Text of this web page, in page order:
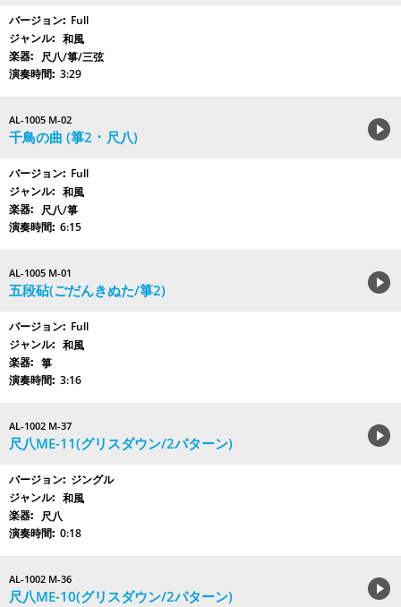
Full
和風
尺八/箏/三弦
3:29
AL-1005 M-02
千鳥の曲 (箏2 ･ 尺八)
Full
和風
尺八/箏
6:15
AL-1005 M-01
五段砧(ごだんきぬた/箏2)
Full
和風
箏
3:16
AL-1002 M-37
尺八ME-11(グリスダウン/2パターン)
ジングル
和風
尺八
0:18
AL-1002 M-36
尺八ME-10(グリスダウン/2パターン)